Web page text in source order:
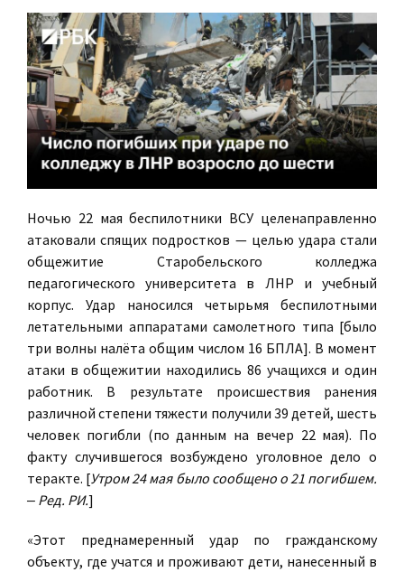
Ночью 22 мая беспилотники ВСУ целенаправленно
атаковали спящих подростков — целью удара стали
общежитие Старобельского колледжа
педагогического университета в ЛНР и учебный
корпус. Удар наносился четырьмя беспилотными
летательными аппаратами самолетного типа [было
три волны налёта общим числом 16 БПЛА]. В момент
атаки в общежитии находились 86 учащихся и один
работник. В результате происшествия ранения
различной степени тяжести получили 39 детей, шесть
человек погибли (по данным на вечер 22 мая). По
факту случившегося возбуждено уголовное дело о
теракте. [Утром 24 мая было сообщено о 21 погибшем.
‒ Ред. РИ.]
«Этот преднамеренный удар по гражданскому
объекту, где учатся и проживают дети, нанесенный в